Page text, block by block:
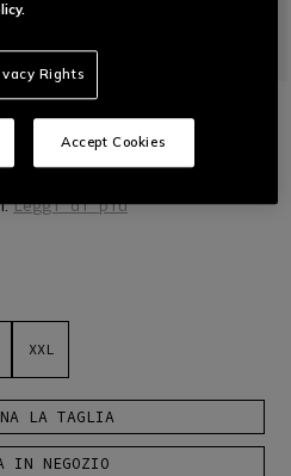
LOMBARE
Leggi di più
XXL
LA TAGLIA
IN NEGOZIO
Rights
Accept Cookies